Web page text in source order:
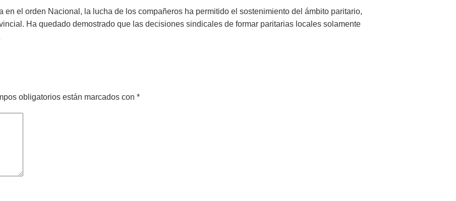
el orden Nacional, la lucha de los compañeros ha permitido el sostenimiento del ámbito paritario,
Ha quedado demostrado que las decisiones sindicales de formar paritarias locales solamente
obligatorios están marcados con *